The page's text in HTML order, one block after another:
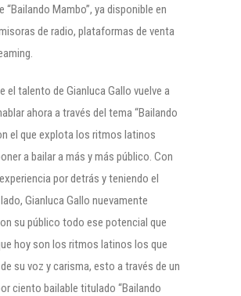
“Bailando Mambo”, ya disponible en
de radio, plataformas de venta
el talento de Gianluca Gallo vuelve a
ahora a través del tema “Bailando
el que explota los ritmos latinos
a bailar a más y más público. Con
por detrás y teniendo el
Gianluca Gallo nuevamente
su público todo ese potencial que
hoy son los ritmos latinos los que
su voz y carisma, esto a través de un
ciento bailable titulado “Bailando